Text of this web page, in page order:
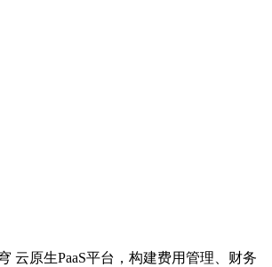
云原生PaaS平台，构建费用管理、财务